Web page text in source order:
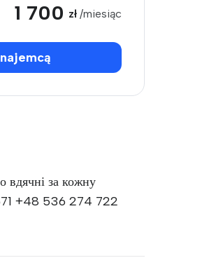
1 700 zł /miesiąc
вдячні за кожну
+48 536 274 722